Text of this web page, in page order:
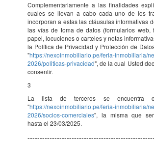
Complementariamente a las finalidades
cuales se llevan a cabo cada uno de los
incorporan a estas las cláusulas informativas
las vías de toma de datos (formularios web,
papel, locuciones o carteles y notas
la Política de Privacidad y Protección de
"https://nexoinmobiliario.pe/feria-inmobiliaria/
2026/politicas-privacidad", de la cual Usted
consentir.
3
La lista de terceros se encuentra
"https://nexoinmobiliario.pe/feria-inmobiliaria/
2026/socios-comerciales", la misma que
hasta el 23/03/2025.